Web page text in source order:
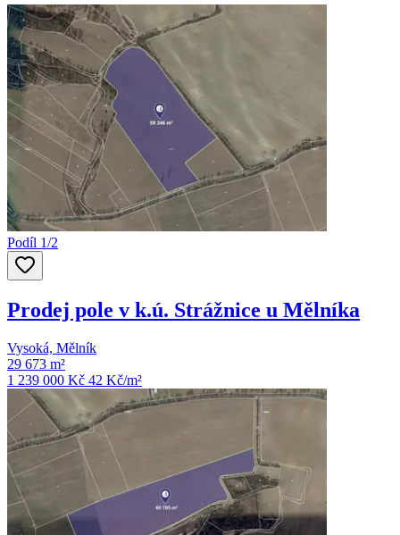
Podíl 1/2
Prodej pole v k.ú. Strážnice u Mělníka
Vysoká, Mělník
29 673 m²
1 239 000 Kč 42 Kč/m²